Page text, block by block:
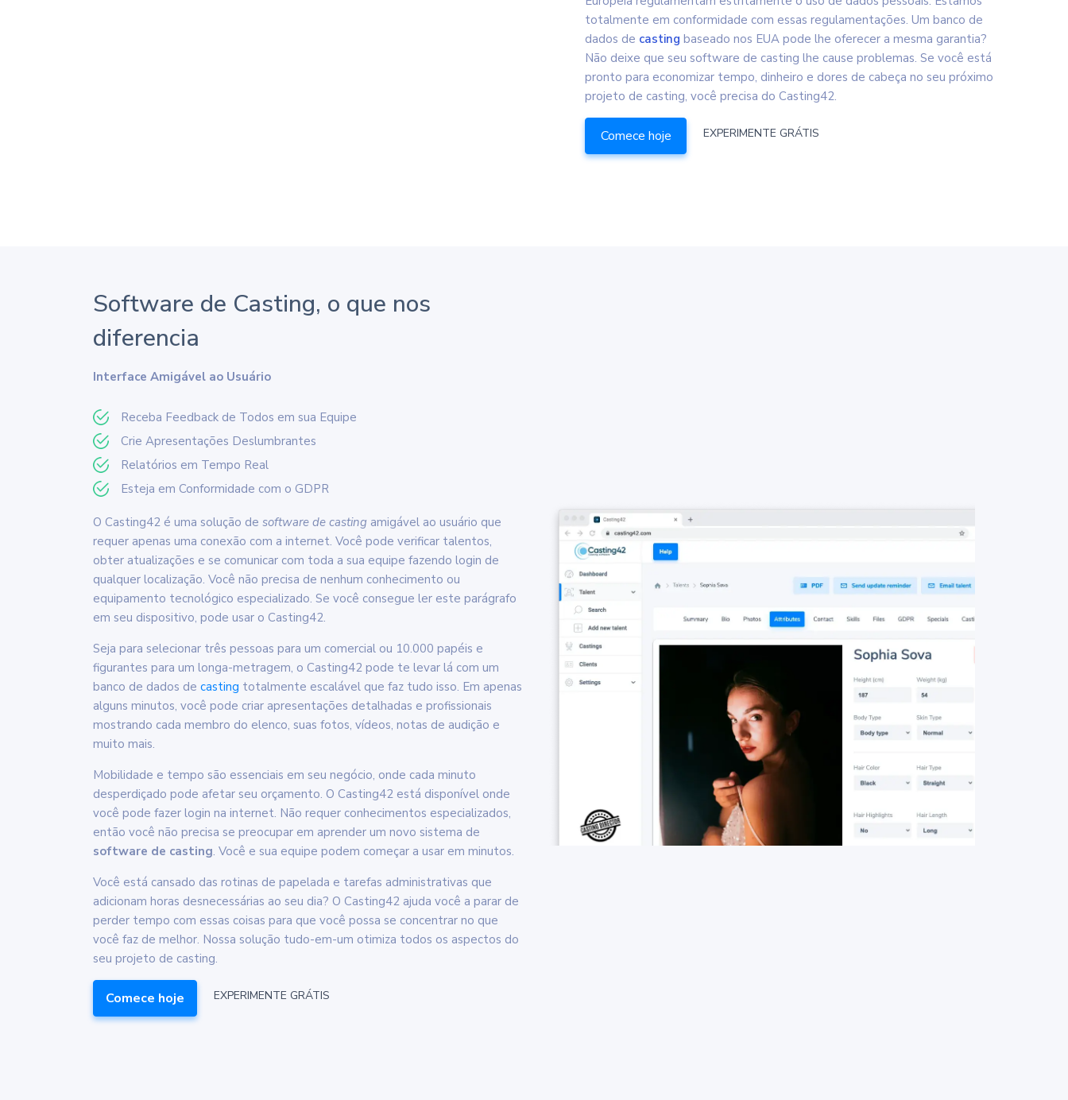
totalmente em conformidade com essas regulamentações. Um banco de
dados de casting baseado nos EUA pode lhe oferecer a mesma garantia?
Não deixe que seu software de casting lhe cause problemas. Se você está
pronto para economizar tempo, dinheiro e dores de cabeça no seu próximo
projeto de casting, você precisa do Casting42.
Comece hoje EXPERIMENTE GRÁTIS
Software de Casting, o que nos
diferencia
Interface Amigável ao Usuário
Receba Feedback de Todos em sua Equipe
Crie Apresentações Deslumbrantes
Relatórios em Tempo Real
Esteja em Conformidade com o GDPR
O Casting42 é uma solução de software de casting amigável ao usuário que
requer apenas uma conexão com a internet. Você pode verificar talentos,
obter atualizações e se comunicar com toda a sua equipe fazendo login de
qualquer localização. Você não precisa de nenhum conhecimento ou
equipamento tecnológico especializado. Se você consegue ler este parágrafo
em seu dispositivo, pode usar o Casting42.
Seja para selecionar três pessoas para um comercial ou 10.000 papéis e
figurantes para um longa-metragem, o Casting42 pode te levar lá com um
banco de dados de casting totalmente escalável que faz tudo isso. Em apenas
alguns minutos, você pode criar apresentações detalhadas e profissionais
mostrando cada membro do elenco, suas fotos, vídeos, notas de audição e
muito mais.
Mobilidade e tempo são essenciais em seu negócio, onde cada minuto
desperdiçado pode afetar seu orçamento. O Casting42 está disponível onde
você pode fazer login na internet. Não requer conhecimentos especializados,
então você não precisa se preocupar em aprender um novo sistema de
software de casting. Você e sua equipe podem começar a usar em minutos.
Você está cansado das rotinas de papelada e tarefas administrativas que
adicionam horas desnecessárias ao seu dia? O Casting42 ajuda você a parar de
perder tempo com essas coisas para que você possa se concentrar no que
você faz de melhor. Nossa solução tudo-em-um otimiza todos os aspectos do
seu projeto de casting.
Comece hoje EXPERIMENTE GRÁTIS